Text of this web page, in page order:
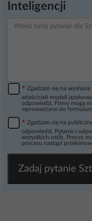
Inteligencji
* Zgadzam się na
właścicieli modeli
odpowiedzi. Firmy mogą
wprowadzane do
* Zgadzam się na
odpowiedzi. Pytanie i
wszystkich osób. Proces
procesu nastąpi
Zadaj pytanie